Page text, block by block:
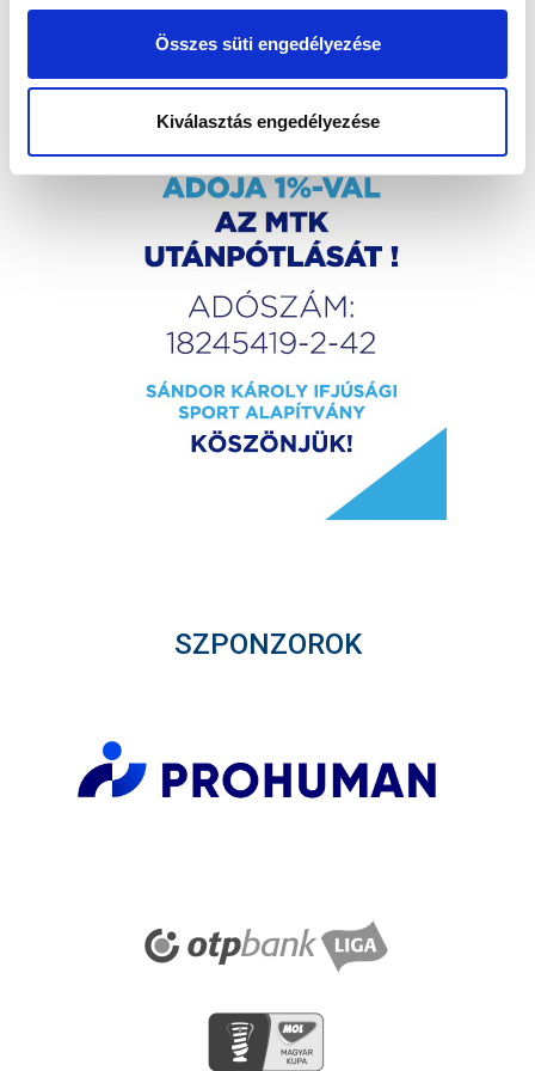
Összes süti engedélyezése
Kiválasztás engedélyezése
SZPONZOROK